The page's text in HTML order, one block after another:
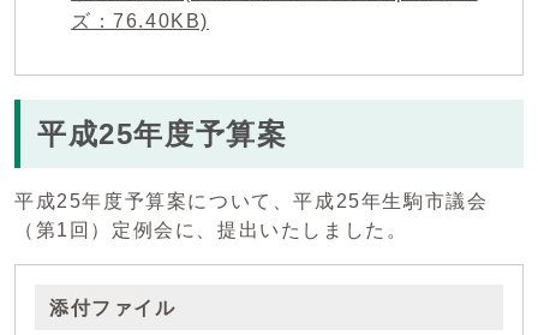
ズ：76.40KB)
平成25年度予算案
平成25年度予算案について、平成25年生駒市議会
（第1回）定例会に、提出いたしました。
添付ファイル